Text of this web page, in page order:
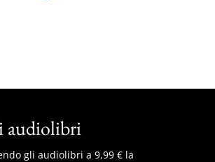
audiolibri
gli audiolibri a 9,99 € la